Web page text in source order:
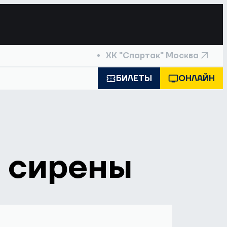
ХК "Спартак" Москва
БИЛЕТЫ ОНЛАЙН